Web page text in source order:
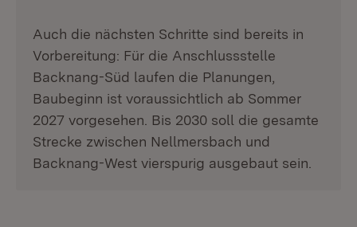
Auch die nächsten Schritte sind bereits in
Vorbereitung: Für die Anschlussstelle
Backnang-Süd laufen die Planungen,
Baubeginn ist voraussichtlich ab Sommer
2027 vorgesehen. Bis 2030 soll die gesamte
Strecke zwischen Nellmersbach und
Backnang-West vierspurig ausgebaut sein.